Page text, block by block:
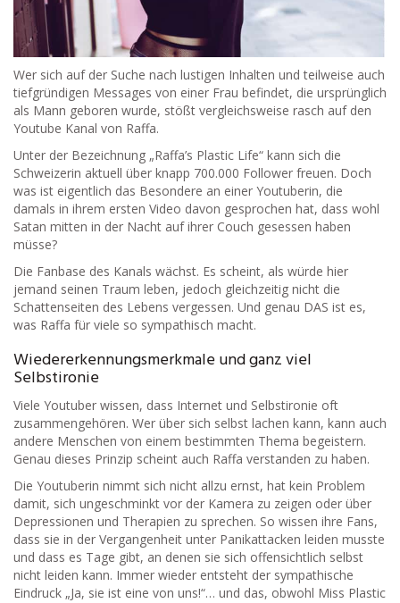
Wer sich auf der Suche nach lustigen Inhalten und teilweise auch
tiefgründigen Messages von einer Frau befindet, die ursprünglich
als Mann geboren wurde, stößt vergleichsweise rasch auf den
Youtube Kanal von Raffa.
Unter der Bezeichnung „Raffa’s Plastic Life“ kann sich die
Schweizerin aktuell über knapp 700.000 Follower freuen. Doch
was ist eigentlich das Besondere an einer Youtuberin, die
damals in ihrem ersten Video davon gesprochen hat, dass wohl
Satan mitten in der Nacht auf ihrer Couch gesessen haben
müsse?
Die Fanbase des Kanals wächst. Es scheint, als würde hier
jemand seinen Traum leben, jedoch gleichzeitig nicht die
Schattenseiten des Lebens vergessen. Und genau DAS ist es,
was Raffa für viele so sympathisch macht.
Wiedererkennungsmerkmale und ganz viel
Selbstironie
Viele Youtuber wissen, dass Internet und Selbstironie oft
zusammengehören. Wer über sich selbst lachen kann, kann auch
andere Menschen von einem bestimmten Thema begeistern.
Genau dieses Prinzip scheint auch Raffa verstanden zu haben.
Die Youtuberin nimmt sich nicht allzu ernst, hat kein Problem
damit, sich ungeschminkt vor der Kamera zu zeigen oder über
Depressionen und Therapien zu sprechen. So wissen ihre Fans,
dass sie in der Vergangenheit unter Panikattacken leiden musste
und dass es Tage gibt, an denen sie sich offensichtlich selbst
nicht leiden kann. Immer wieder entsteht der sympathische
Eindruck „Ja, sie ist eine von uns!“… und das, obwohl Miss Plastic